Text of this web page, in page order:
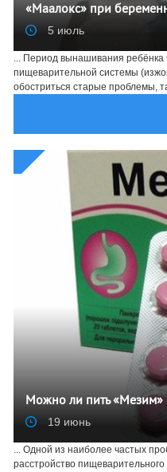
«Маалокс» при
5 июль
... Период вынашивания ребёнка
пищеварительной системы
обостриться старые проблемы,
Можно ли пить «Мезим»
19 июнь
... Одной из наиболее частых
расстройство